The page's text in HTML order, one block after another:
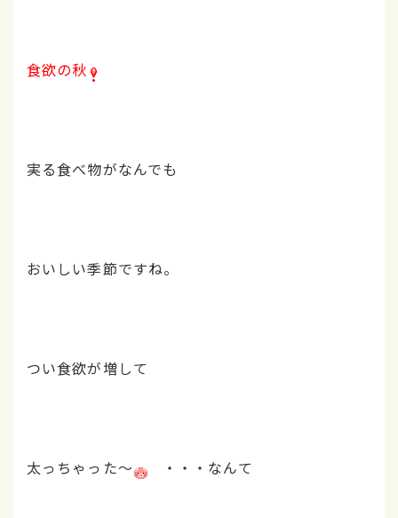
食欲の秋
実る食べ物がなんでも
おいしい季節ですね。
つい食欲が増して
太っちゃった～ ・・・なんて